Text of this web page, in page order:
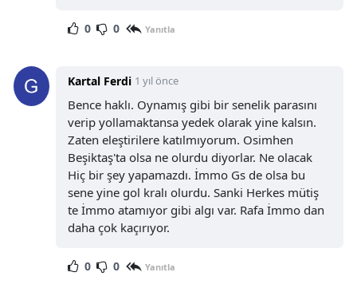
0 0 Yanıtla
Kartal Ferdi 1 yıl önce
Bence haklı. Oynamış gibi bir senelik parasını
verip yollamaktansa yedek olarak yine kalsın.
Zaten eleştirilere katılmıyorum. Osimhen
Beşiktaş'ta olsa ne olurdu diyorlar. Ne olacak
Hiç bir şey yapamazdı. İmmo Gs de olsa bu
sene yine gol kralı olurdu. Sanki Herkes mütiş
te İmmo atamıyor gibi algı var. Rafa İmmo dan
daha çok kaçırıyor.
0 0 Yanıtla